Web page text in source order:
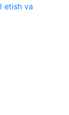
etish va